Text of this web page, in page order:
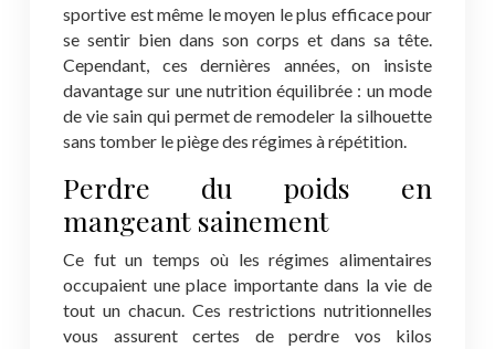
sportive est même le moyen le plus efficace pour
se sentir bien dans son corps et dans sa tête.
Cependant, ces dernières années, on insiste
davantage sur une nutrition équilibrée : un mode
de vie sain qui permet de remodeler la silhouette
sans tomber le piège des régimes à répétition.
Perdre du poids en
mangeant sainement
Ce fut un temps où les régimes alimentaires
occupaient une place importante dans la vie de
tout un chacun. Ces restrictions nutritionnelles
vous assurent certes de perdre vos kilos